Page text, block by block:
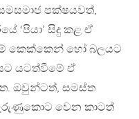
පක්ෂයවත්,
‘පියා’ සිදු කළ ඒ
කෙක්කෙන් හෝ බලයට
යටත්වීමේ ඒ
ඔවුන්ටත්, සමස්ත
වෙන කාටත්